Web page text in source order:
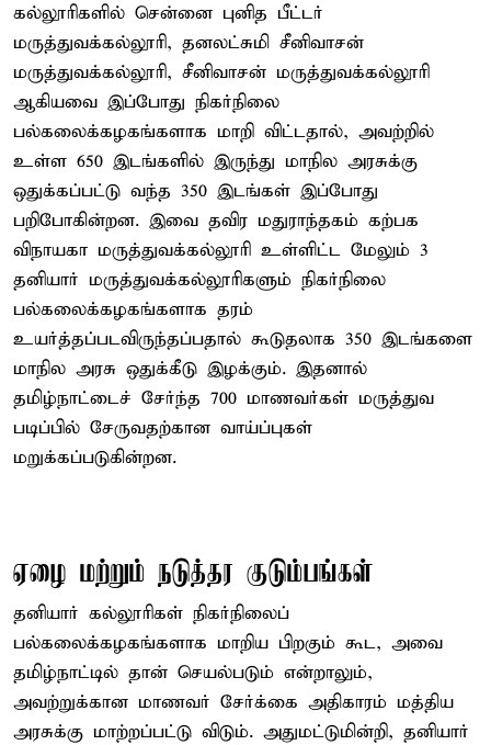
கல்லூரிகளில் சென்னை புனித பீட்டர்
மருத்துவக்கல்லூரி, தனலட்சுமி சீனிவாசன்
மருத்துவக்கல்லூரி, சீனிவாசன் மருத்துவக்கல்லூரி
ஆகியவை இப்போது நிகர்நிலை
பல்கலைக்கழகங்களாக மாறி விட்டதால், அவற்றில்
உள்ள 650 இடங்களில் இருந்து மாநில அரசுக்கு
ஒதுக்கப்பட்டு வந்த 350 இடங்கள் இப்போது
பறிபோகின்றன. இவை தவிர மதுராந்தகம் கற்பக
விநாயகா மருத்துவக்கல்லூரி உள்ளிட்ட மேலும் 3
தனியார் மருத்துவக்கல்லூரிகளும் நிகர்நிலை
பல்கலைக்கழகங்களாக தரம்
உயர்த்தப்படவிருந்தப்பதால் கூடுதலாக 350 இடங்களை
மாநில அரசு ஒதுக்கீடு இழக்கும். இதனால்
தமிழ்நாட்டைச் சேர்ந்த 700 மாணவர்கள் மருத்துவ
படிப்பில் சேருவதற்கான வாய்ப்புகள்
மறுக்கப்படுகின்றன.
ஏழை மற்றும் நடுத்தர குடும்பங்கள்
தனியார் கல்லூரிகள் நிகர்நிலைப்
பல்கலைக்கழகங்களாக மாறிய பிறகும் கூட, அவை
தமிழ்நாட்டில் தான் செயல்படும் என்றாலும்,
அவற்றுக்கான மாணவர் சேர்க்கை அதிகாரம் மத்திய
அரசுக்கு மாற்றப்பட்டு விடும். அதுமட்டுமின்றி, தனியார்